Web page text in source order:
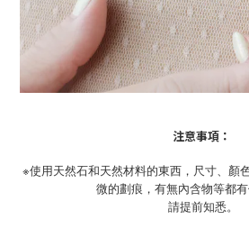
注意事項：
※使用天然石和天然材料的東西，尺寸、顏
微的劃痕，有無內含物等都有
請提前知悉。